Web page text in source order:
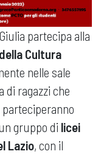
partecipa alla
Cultura
nelle sale
di ragazzi che
parteciperanno
gruppo di licei
Lazio, con il